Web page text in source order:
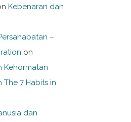
Kebenaran dan
–
on
Kehormatan
7 Habits in
dan